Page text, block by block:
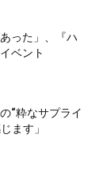
った」、『ハ
ベント
“粋なサプライ
ます」